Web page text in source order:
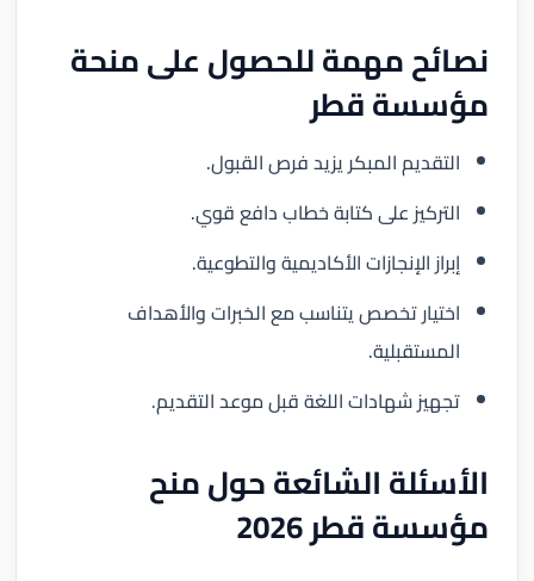
نصائح مهمة للحصول على منحة
مؤسسة قطر
التقديم المبكر يزيد فرص القبول.
التركيز على كتابة خطاب دافع قوي.
إبراز الإنجازات الأكاديمية والتطوعية.
اختيار تخصص يتناسب مع الخبرات والأهداف
المستقبلية.
تجهيز شهادات اللغة قبل موعد التقديم.
الأسئلة الشائعة حول منح
مؤسسة قطر 2026